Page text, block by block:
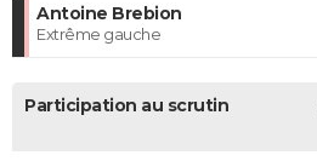
Antoine Brebion
Extrême gauche
Participation au scrutin